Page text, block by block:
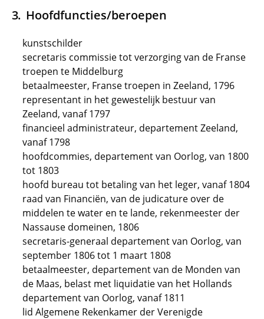
Hoofdfuncties/beroepen
kunstschilder
secretaris commissie tot verzorging van de Franse
troepen te Middelburg
betaalmeester, Franse troepen in Zeeland, 1796
representant in het gewestelijk bestuur van
Zeeland, vanaf 1797
financieel administrateur, departement Zeeland,
vanaf 1798
hoofdcommies, departement van Oorlog, van 1800
tot 1803
hoofd bureau tot betaling van het leger, vanaf 1804
raad van Financiën, van de judicature over de
middelen te water en te lande, rekenmeester der
Nassause domeinen, 1806
secretaris-generaal departement van Oorlog, van
september 1806 tot 1 maart 1808
betaalmeester, departement van de Monden van
de Maas, belast met liquidatie van het Hollands
departement van Oorlog, vanaf 1811
lid Algemene Rekenkamer der Verenigde